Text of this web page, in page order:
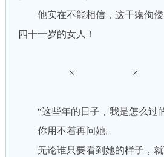
他实在不能相信，这干瘪佝偻
四十一岁的女人！
× ×
“这些年的日子，我是怎么过
你用不着再问她。
无论谁只要看到她的样子，就